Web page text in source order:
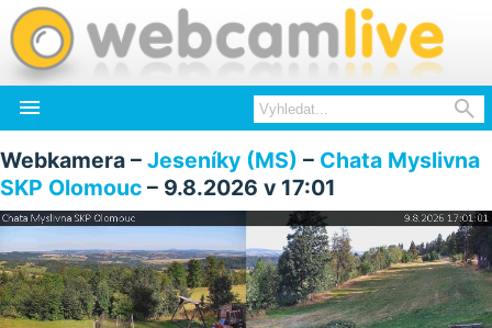
 
Webkamera – Jeseníky (MS) – Chata Myslivna
SKP Olomouc – 9.8.2026 v 17:01